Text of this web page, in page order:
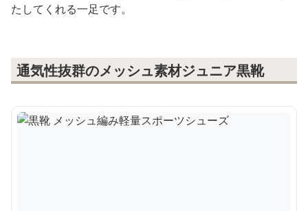
たしてくれる一足です。
通気性抜群のメッシュ素材ジュニア黒靴